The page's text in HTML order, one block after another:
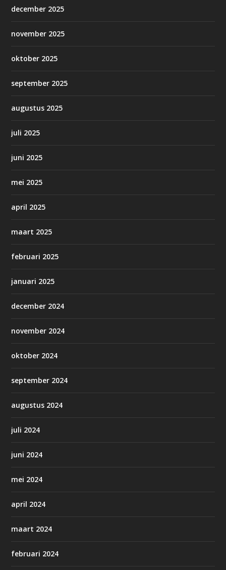
december 2025
november 2025
oktober 2025
september 2025
augustus 2025
juli 2025
juni 2025
mei 2025
april 2025
maart 2025
februari 2025
januari 2025
december 2024
november 2024
oktober 2024
september 2024
augustus 2024
juli 2024
juni 2024
mei 2024
april 2024
maart 2024
februari 2024